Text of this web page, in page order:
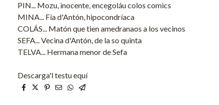
PIN... Mozu, inocente, encegoláu colos comics
MINA... Fía d'Antón, hipocondríaca
COLÁS... Matón que tien amedranaos a los vecinos
SEFA... Vecina d'Antón, de la so quinta
TELVA... Hermana menor de Sefa
Descarga'l testu equí